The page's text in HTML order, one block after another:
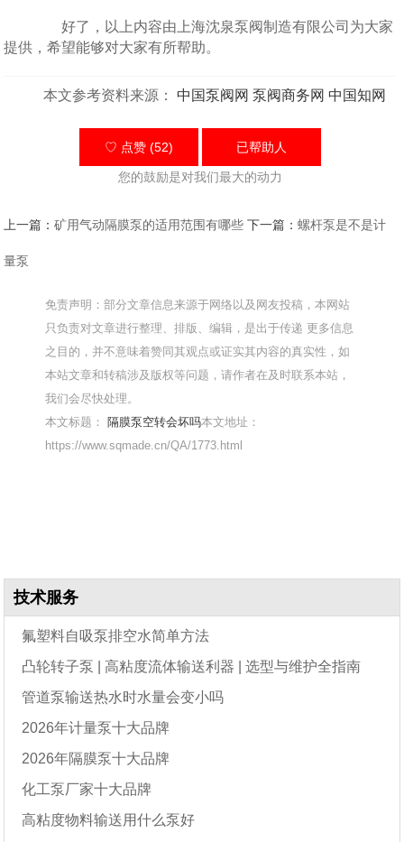
好了，以上内容由上海沈泉泵阀制造有限公司为大家
提供，希望能够对大家有所帮助。
本文参考资料来源： 中国泵阀网 泵阀商务网 中国知网
♡ 点赞 (52) 已帮助人
您的鼓励是对我们最大的动力
上一篇：矿用气动隔膜泵的适用范围有哪些 下一篇：螺杆泵是不是计
量泵
免责声明：部分文章信息来源于网络以及网友投稿，本网站
只负责对文章进行整理、排版、编辑，是出于传递 更多信息
之目的，并不意味着赞同其观点或证实其内容的真实性，如
本站文章和转稿涉及版权等问题，请作者在及时联系本站，
我们会尽快处理。
本文标题： 隔膜泵空转会坏吗本文地址：
https://www.sqmade.cn/QA/1773.html
技术服务
氟塑料自吸泵排空水简单方法
凸轮转子泵 | 高粘度流体输送利器 | 选型与维护全指南
管道泵输送热水时水量会变小吗
2026年计量泵十大品牌
2026年隔膜泵十大品牌
化工泵厂家十大品牌
高粘度物料输送用什么泵好